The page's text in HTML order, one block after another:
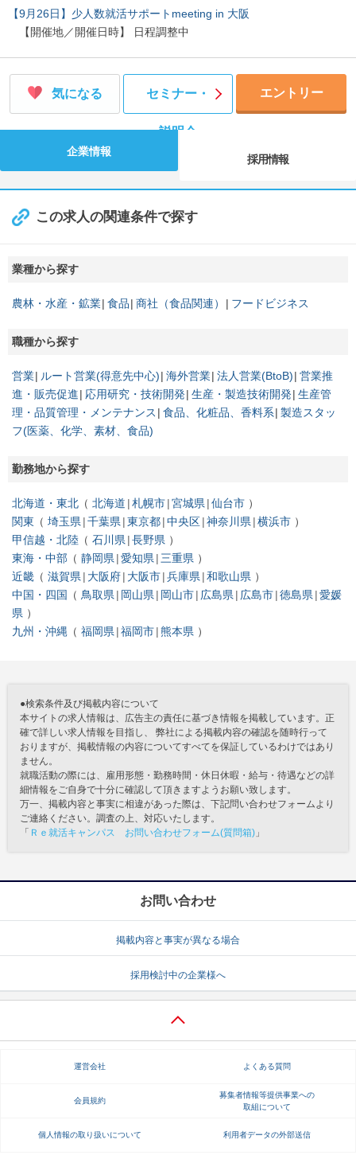
【9月26日】少人数就活サポートmeeting in 大阪
【開催地／開催日時】 日程調整中
気になる セミナー・
説明会
エントリー
企業情報
採用情報
この求人の関連条件で探す
業種から探す
農林・水産・鉱業 食品 商社（食品関連） フードビジネス
職種から探す
営業 ルート営業(得意先中心) 海外営業 法人営業(BtoB) 営業推
進・販売促進
応用研究・技術開発 生産・製造技術開発 生産管
理・品質管理・メンテナンス
食品、化粧品、香料系 製造スタッ
フ(医薬、化学、素材、食品)
勤務地から探す
北海道・東北 北海道 札幌市 宮城県 仙台市
関東
埼玉県 千葉県 東京都 中央区 神奈川県 横浜市
甲信越・北陸
石川県 長野県
東海・中部
静岡県 愛知県 三重県
近畿
滋賀県 大阪府 大阪市 兵庫県 和歌山県
中国・四国
鳥取県 岡山県 岡山市 広島県 広島市 徳島県 愛媛
県
九州・沖縄
福岡県 福岡市 熊本県
●検索条件及び掲載内容について
本サイトの求人情報は、広告主の責任に基づき情報を掲載しています。正
確で詳しい求人情報を目指し、 弊社による掲載内容の確認を随時行って
おりますが、掲載情報の内容についてすべてを保証しているわけではあり
ません。
就職活動の際には、雇用形態・勤務時間・休日休暇・給与・待遇などの詳
細情報をご自身で十分に確認して頂きますようお願い致します。
万一、掲載内容と事実に相違があった際は、下記問い合わせフォームより
ご連絡ください。調査の上、対応いたします。
「 Ｒｅ就活キャンパス お問い合わせフォーム(質問箱) 」
お問い合わせ
掲載内容と事実が異なる場合
採用検討中の企業様へ
運営会社 よくある質問
会員規約
募集者情報等提供事業への
取組について
個人情報の取り扱いについて 利用者データの外部送信